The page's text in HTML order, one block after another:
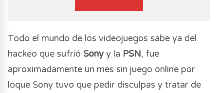
Todo el mundo de los videojuegos sabe ya del
hackeo que sufrió Sony y la PSN, fue
aproximadamente un mes sin juego online por
loque Sony tuvo que pedir disculpas y tratar de